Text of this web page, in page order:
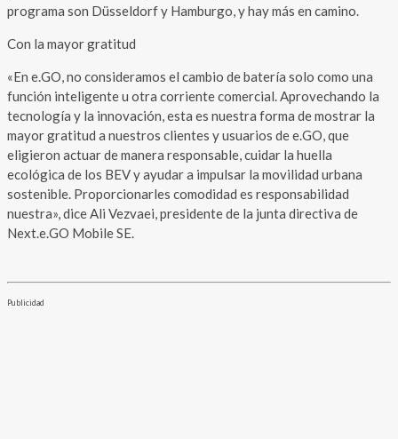
programa son Düsseldorf y Hamburgo, y hay más en camino.
Con la mayor gratitud
«En e.GO, no consideramos el cambio de batería solo como una
función inteligente u otra corriente comercial. Aprovechando la
tecnología y la innovación, esta es nuestra forma de mostrar la
mayor gratitud a nuestros clientes y usuarios de e.GO, que
eligieron actuar de manera responsable, cuidar la huella
ecológica de los BEV y ayudar a impulsar la movilidad urbana
sostenible. Proporcionarles comodidad es responsabilidad
nuestra», dice Ali Vezvaei, presidente de la junta directiva de
Next.e.GO Mobile SE.
Publicidad